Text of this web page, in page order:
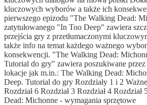
kluczowych wyborów a także ich
pierwszego epizodu "The Walking Dead:
zatytułowanego "In Too Deep" zawiera
przejścia gry z przetłumaczonymi
także info na temat każdego ważnego
konsekwencji. "The Walking Dead:
Tutorial do gry" zawiera poszukiwane
lokacje jak m.in.: The Walking Dead:
Deep. Tutorial do gry Rozdziały 1 i 2
Rozdział 6 Rozdział 3 Rozdział 4
Dead: Michonne - wymagania sprzętowe